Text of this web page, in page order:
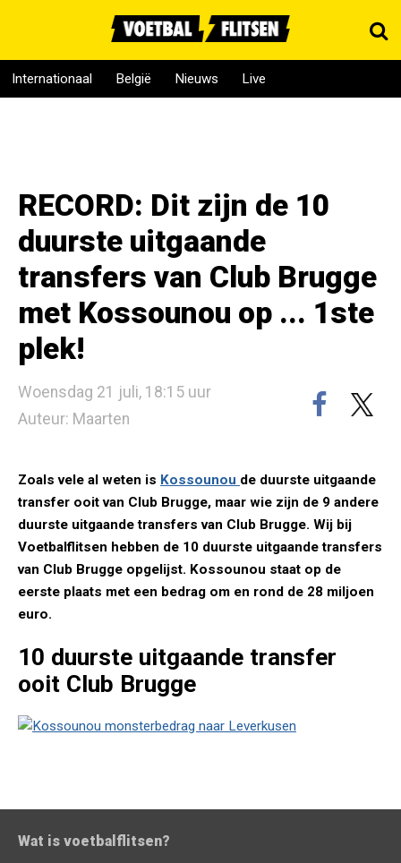
Internationaal België Nieuws Live
RECORD: Dit zijn de 10
duurste uitgaande
transfers van Club Brugge
met Kossounou op ... 1ste
plek!
Woensdag 21 juli, 18:15 uur
Auteur: Maarten
Zoals vele al weten is Kossounou de duurste uitgaande
transfer ooit van Club Brugge, maar wie zijn de 9 andere
duurste uitgaande transfers van Club Brugge. Wij bij
Voetbalflitsen hebben de 10 duurste uitgaande transfers
van Club Brugge opgelijst. Kossounou staat op de
eerste plaats met een bedrag om en rond de 28 miljoen
euro.
10 duurste uitgaande transfer
ooit Club Brugge
Wat is voetbalflitsen?